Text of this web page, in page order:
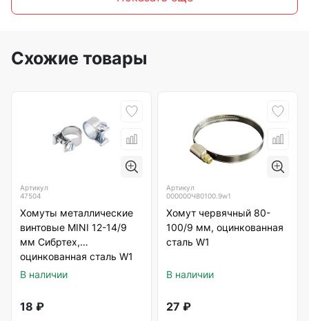
Схожие товары
Артикул
47504
Хомуты металлические
винтовые MINI 12-14/9
мм Сибртех,
оцинкованная сталь W1
В наличии
18 ₽
Артикул
000000Ч80100.9w1
Хомут червячный 80-
100/9 мм, оцинкованная
сталь W1
В наличии
27 ₽